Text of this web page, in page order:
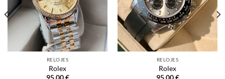
RELOJES
Rolex
95.00€
AÑADIR AL CARRITO
RELOJES
Rolex
95.00€
AÑADIR AL CARRITO